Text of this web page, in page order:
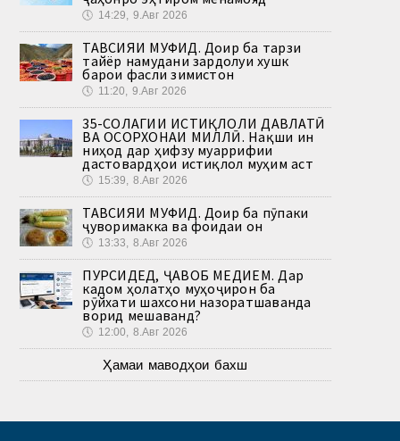
🕔 14:29, 9.Авг 2026
ТАВСИЯИ МУФИД. Доир ба тарзи
тайёр намудани зардолуи хушк
барои фасли зимистон
🕔 11:20, 9.Авг 2026
35-СОЛАГИИ ИСТИҚЛОЛИ ДАВЛАТӢ
ВА ОСОРХОНАИ МИЛЛӢ. Нақши ин
ниҳод дар ҳифзу муаррифии
дастовардҳои истиқлол муҳим аст
🕔 15:39, 8.Авг 2026
ТАВСИЯИ МУФИД. Доир ба пӯпаки
ҷуворимакка ва фоидаи он
🕔 13:33, 8.Авг 2026
ПУРСИДЕД, ҶАВОБ МЕДИҲЕМ. Дар
кадом ҳолатҳо муҳоҷирон ба
рӯйхати шахсони назоратшаванда
ворид мешаванд?
🕔 12:00, 8.Авг 2026
Ҳамаи маводҳои бахш